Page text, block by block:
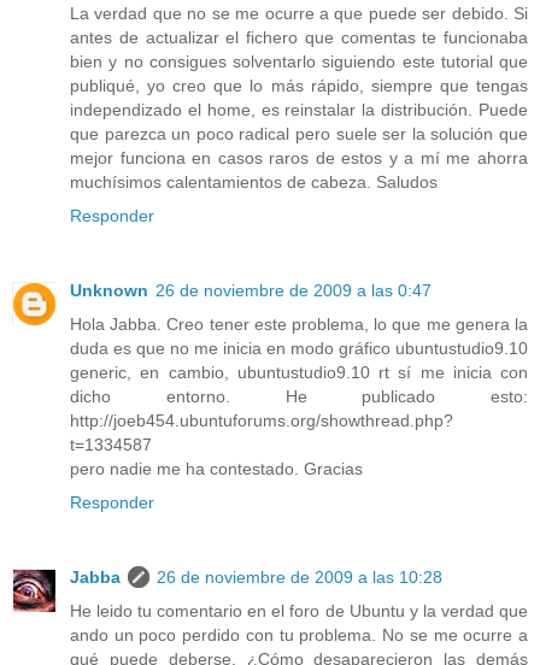
La verdad que no se me ocurre a que puede ser debido. Si
antes de actualizar el fichero que comentas te funcionaba
bien y no consigues solventarlo siguiendo este tutorial que
publiqué, yo creo que lo más rápido, siempre que tengas
independizado el home, es reinstalar la distribución. Puede
que parezca un poco radical pero suele ser la solución que
mejor funciona en casos raros de estos y a mí me ahorra
muchísimos calentamientos de cabeza. Saludos
Responder
Unknown 26 de noviembre de 2009 a las 0:47
Hola Jabba. Creo tener este problema, lo que me genera la
duda es que no me inicia en modo gráfico ubuntustudio9.10
generic, en cambio, ubuntustudio9.10 rt sí me inicia con
dicho entorno. He publicado esto:
http://joeb454.ubuntuforums.org/showthread.php?
t=1334587
pero nadie me ha contestado. Gracias
Responder
Jabba
26 de noviembre de 2009 a las 10:28
He leido tu comentario en el foro de Ubuntu y la verdad que
ando un poco perdido con tu problema. No se me ocurre a
qué puede deberse. ¿Cómo desaparecieron las demás